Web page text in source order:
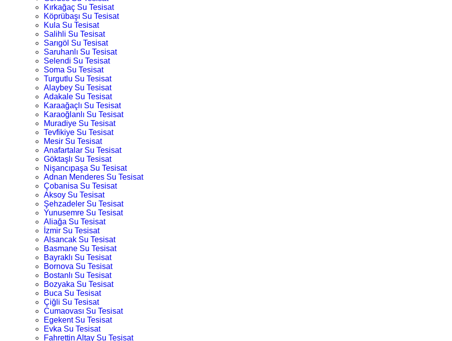
Kırkağaç Su Tesisat
Köprübaşı Su Tesisat
Kula Su Tesisat
Salihli Su Tesisat
Sarıgöl Su Tesisat
Saruhanlı Su Tesisat
Selendi Su Tesisat
Soma Su Tesisat
Turgutlu Su Tesisat
Alaybey Su Tesisat
Adakale Su Tesisat
Karaağaçlı Su Tesisat
Karaoğlanlı Su Tesisat
Muradiye Su Tesisat
Tevfikiye Su Tesisat
Mesir Su Tesisat
Anafartalar Su Tesisat
Göktaşlı Su Tesisat
Nişancıpaşa Su Tesisat
Adnan Menderes Su Tesisat
Çobanisa Su Tesisat
Aksoy Su Tesisat
Şehzadeler Su Tesisat
Yunusemre Su Tesisat
Aliağa Su Tesisat
İzmir Su Tesisat
Alsancak Su Tesisat
Basmane Su Tesisat
Bayraklı Su Tesisat
Bornova Su Tesisat
Bostanlı Su Tesisat
Bozyaka Su Tesisat
Buca Su Tesisat
Çiğli Su Tesisat
Cumaovası Su Tesisat
Egekent Su Tesisat
Evka Su Tesisat
Fahrettin Altay Su Tesisat